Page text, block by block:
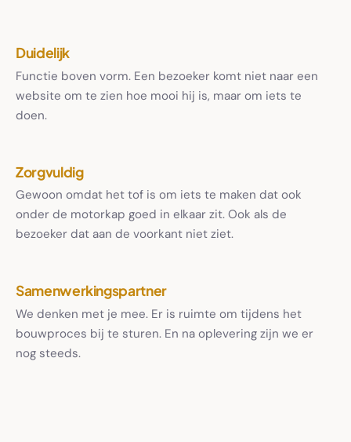
Duidelijk
Functie boven vorm. Een bezoeker komt niet naar een
website om te zien hoe mooi hij is, maar om iets te
doen.
Zorgvuldig
Gewoon omdat het tof is om iets te maken dat ook
onder de motorkap goed in elkaar zit. Ook als de
bezoeker dat aan de voorkant niet ziet.
Samenwerkingspartner
We denken met je mee. Er is ruimte om tijdens het
bouwproces bij te sturen. En na oplevering zijn we er
nog steeds.